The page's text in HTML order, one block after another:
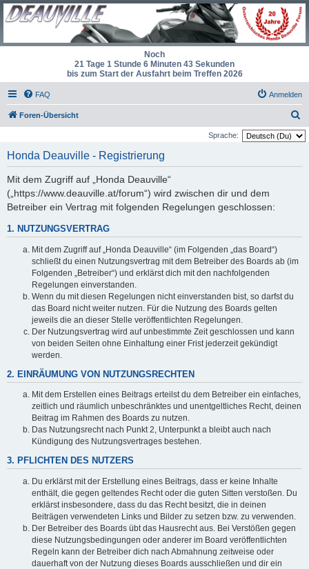
Noch
21 Tage 1 Stunde 6 Minuten 43 Sekunden
bis zum Start der Ausfahrt beim Treffen 2026
FAQ Anmelden
Foren-Übersicht
u
Sprache:
Honda Deauville - Registrierung
Mit dem Zugriff auf „Honda Deauville“
(„https://www.deauville.at/forum“) wird zwischen dir und dem
Betreiber ein Vertrag mit folgenden Regelungen geschlossen:
1. NUTZUNGSVERTRAG
Mit dem Zugriff auf „Honda Deauville“ (im Folgenden „das Board“)
schließt du einen Nutzungsvertrag mit dem Betreiber des Boards ab (im
Folgenden „Betreiber“) und erklärst dich mit den nachfolgenden
Regelungen einverstanden.
Wenn du mit diesen Regelungen nicht einverstanden bist, so darfst du
das Board nicht weiter nutzen. Für die Nutzung des Boards gelten
jeweils die an dieser Stelle veröffentlichten Regelungen.
Der Nutzungsvertrag wird auf unbestimmte Zeit geschlossen und kann
von beiden Seiten ohne Einhaltung einer Frist jederzeit gekündigt
werden.
2. EINRÄUMUNG VON NUTZUNGSRECHTEN
Mit dem Erstellen eines Beitrags erteilst du dem Betreiber ein einfaches,
zeitlich und räumlich unbeschränktes und unentgeltliches Recht, deinen
Beitrag im Rahmen des Boards zu nutzen.
Das Nutzungsrecht nach Punkt 2, Unterpunkt a bleibt auch nach
Kündigung des Nutzungsvertrages bestehen.
3. PFLICHTEN DES NUTZERS
Du erklärst mit der Erstellung eines Beitrags, dass er keine Inhalte
enthält, die gegen geltendes Recht oder die guten Sitten verstoßen. Du
erklärst insbesondere, dass du das Recht besitzt, die in deinen
Beiträgen verwendeten Links und Bilder zu setzen bzw. zu verwenden.
Der Betreiber des Boards übt das Hausrecht aus. Bei Verstößen gegen
diese Nutzungsbedingungen oder anderer im Board veröffentlichten
Regeln kann der Betreiber dich nach Abmahnung zeitweise oder
dauerhaft von der Nutzung dieses Boards ausschließen und dir ein